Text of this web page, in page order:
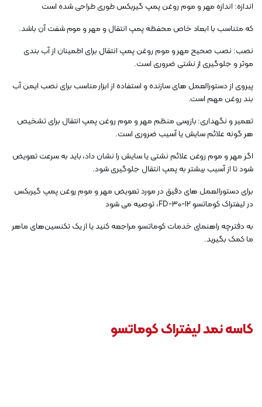
اندازه: اندازه مهر و موم روغن پمپ گیربکس طوری طراحی شده است
که متناسب با ابعاد خاص محفظه پمپ انتقال و مهر و موم شفت آن باشد.
نصب: نصب صحیح مهر و موم روغن پمپ انتقال برای اطمینان از آب بندی
موثر و جلوگیری از نشتی ضروری است.
پیروی از دستورالعمل های سازنده و استفاده از ابزار مناسب برای نصب ایمن آب
بند روغن مهم است.
تعمیر و نگهداری: بازرسی منظم مهر و موم روغن پمپ انتقال برای تشخیص
هر گونه علائم سایش یا آسیب ضروری است.
اگر مهر و موم روغن علائم نشتی یا سایش را نشان داد، باید به سرعت تعویض
شود تا از آسیب بیشتر به پمپ انتقال جلوگیری شود.
برای دستورالعمل های دقیق در مورد تعویض مهر و موم روغن پمپ گیربکس
در لیفتراک کوماتسو FD-30-12، توصیه می شود
به دفترچه راهنمای خدمات کوماتسو مراجعه کنید یا از یک تکنسین‌های ماهر
ما کمک بگیرید.
کاسه نمد لیفتراک کوماتسو